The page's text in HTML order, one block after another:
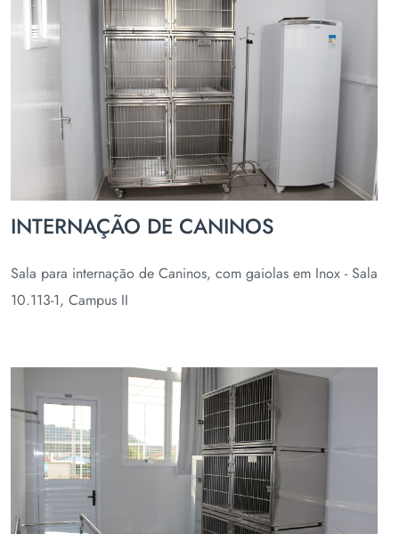
INTERNAÇÃO DE CANINOS
Sala para internação de Caninos, com gaiolas em Inox - Sala
10.113-1, Campus II